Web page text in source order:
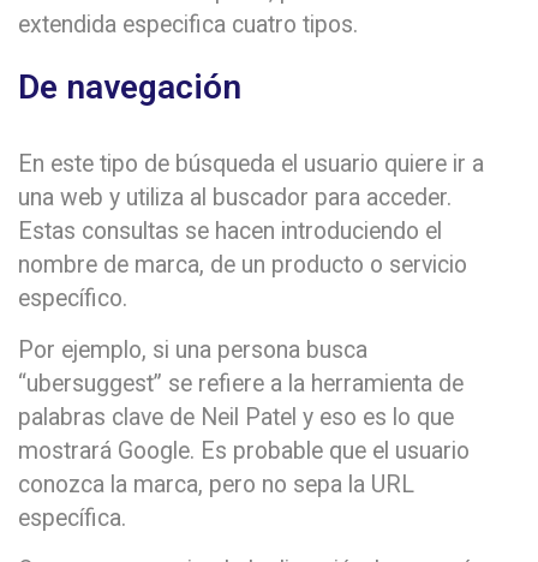
extendida especifica cuatro tipos.
De navegación
En este tipo de búsqueda el usuario quiere ir a
una web y utiliza al buscador para acceder.
Estas consultas se hacen introduciendo el
nombre de marca, de un producto o servicio
específico.
Por ejemplo, si una persona busca
“ubersuggest” se refiere a la herramienta de
palabras clave de Neil Patel y eso es lo que
mostrará Google. Es probable que el usuario
conozca la marca, pero no sepa la URL
específica.